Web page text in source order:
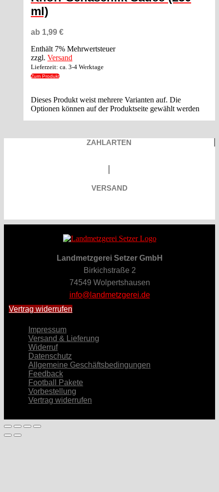
ml)
ab 1,99 €
Enthält 7% Mehrwertsteuer
zzgl. Versand
Lieferzeit: ca. 3-4 Werktage
Zum Produkt
Dieses Produkt weist mehrere Varianten auf. Die
Optionen können auf der Produktseite gewählt werden
ZAHLARTEN
VERSAND
Landmetzgerei Setzer GmbH
Birkichstraße 2
74549 Wolpertshausen
info@landmetzgerei.de
Vertrag widerrufen
Impressum
Versand & Lieferung
Widerruf
Datenschutz
Allgemeine Geschäftsbedingungen
Feedback
Football Pakete
Vorbestellung
Vertrag widerrufen